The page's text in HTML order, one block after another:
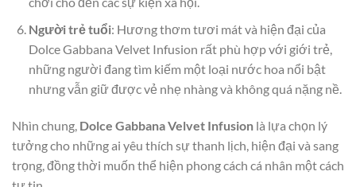
Người trẻ tuổi: Hương thơm tươi mát và hiện đại của
Dolce Gabbana Velvet Infusion rất phù hợp với giới trẻ,
những người đang tìm kiếm một loại nước hoa nổi bật
nhưng vẫn giữ được vẻ nhẹ nhàng và không quá nặng nề.
Nhìn chung, Dolce Gabbana Velvet Infusion là lựa chọn lý
tưởng cho những ai yêu thích sự thanh lịch, hiện đại và sang
trọng, đồng thời muốn thể hiện phong cách cá nhân một cách